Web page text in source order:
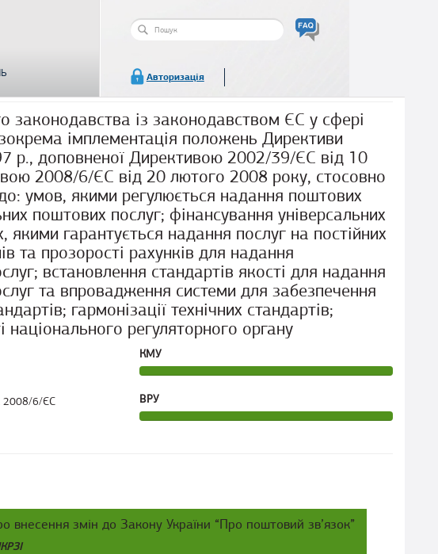
Пошукова
Авторизація
законодавства із законодавством ЄС у сфері
імплементація положень Директиви
р., доповненої Директивою 2002/39/ЄC від 10
2008/6/ЄС від 20 лютого 2008 року, стосовно
умов, якими регулюється надання поштових
поштових послуг; фінансування універсальних
гарантується надання послуг на постійних
та прозорості рахунків для надання
встановлення стандартів якості для надання
та впровадження системи для забезпечення
гармонізації технічних стандартів;
регуляторного органу
2008/6/ЄС
КМУ
ВРУ
внесення змін до Закону України “Про поштовий зв’язок”